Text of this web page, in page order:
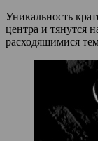
Уникальность
центра и тянутся
расходящимися